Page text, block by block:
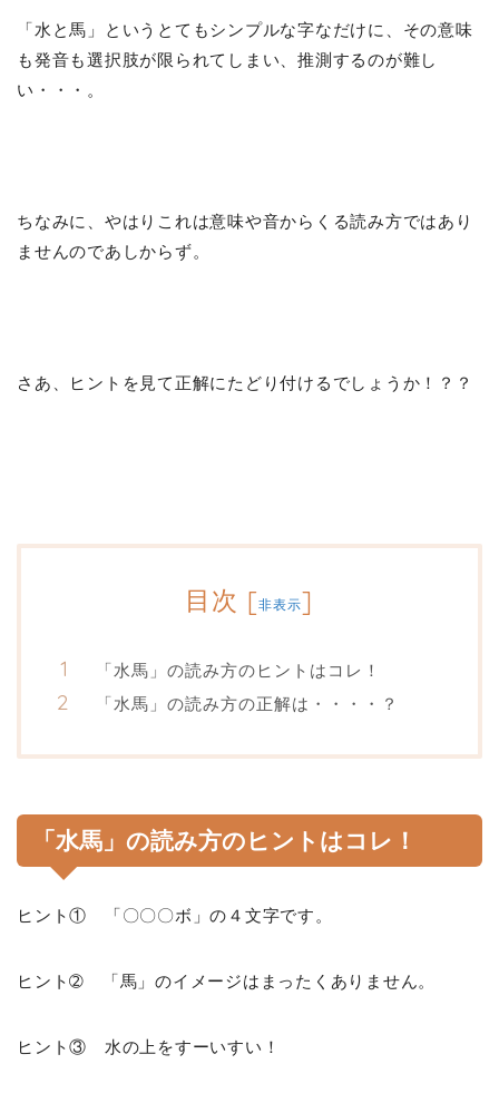
「水と馬」というとてもシンプルな字なだけに、その意味
も発音も選択肢が限られてしまい、推測するのが難し
い・・・。
ちなみに、やはりこれは意味や音からくる読み方ではあり
ませんのであしからず。
さあ、ヒントを見て正解にたどり付けるでしょうか！？？
目次 [非表示]
「水馬」の読み方のヒントはコレ！
「水馬」の読み方の正解は・・・・？
「水馬」の読み方のヒントはコレ！
ヒント① 「〇〇〇ボ」の４文字です。
ヒント➁ 「馬」のイメージはまったくありません。
ヒント③ 水の上をすーいすい！